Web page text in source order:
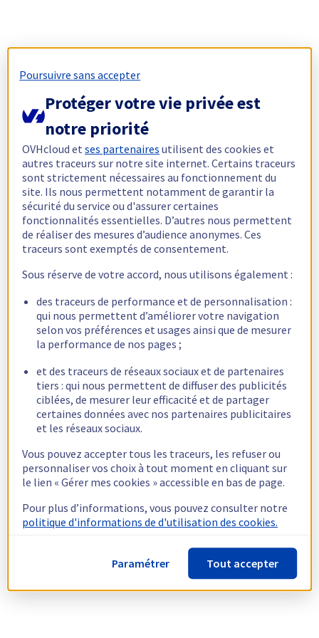
Poursuivre sans accepter
Protéger votre vie privée est
notre priorité
OVHcloud etses partenaires utilisent des cookies et
autres traceurs sur notre site internet. Certains traceurs
sont strictement nécessaires au fonctionnement du
site. Ils nous permettent notamment de garantir la
sécurité du service ou d'assurer certaines
fonctionnalités essentielles. D’autres nous permettent
de réaliser des mesures d’audience anonymes. Ces
traceurs sont exemptés de consentement.
Sous réserve de votre accord, nous utilisons également :
des traceurs de performance et de personnalisation :
qui nous permettent d’améliorer votre navigation
selon vos préférences et usages ainsi que de mesurer
la performance de nos pages ;
et des traceurs de réseaux sociaux et de partenaires
tiers : qui nous permettent de diffuser des publicités
ciblées, de mesurer leur efficacité et de partager
certaines données avec nos partenaires publicitaires
et les réseaux sociaux.
Vous pouvez accepter tous les traceurs, les refuser ou
personnaliser vos choix à tout moment en cliquant sur
le lien « Gérer mes cookies » accessible en bas de page.
Pour plus d’informations, vous pouvez consulter notre
politique d'informations de d'utilisation des cookies.
Paramétrer Tout accepter